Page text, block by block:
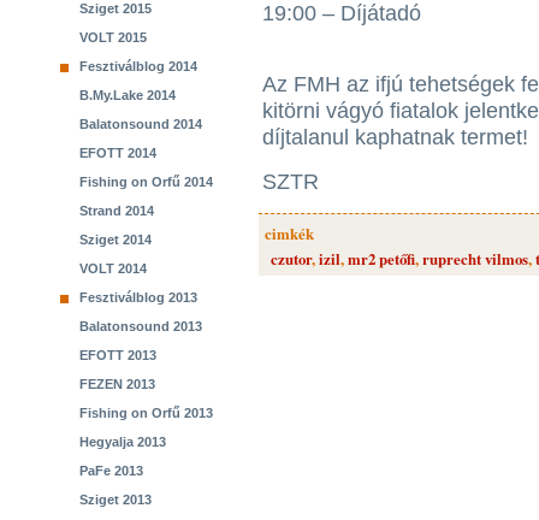
Sziget 2015
VOLT 2015
Fesztiválblog 2014
B.My.Lake 2014
Balatonsound 2014
EFOTT 2014
Fishing on Orfű 2014
Strand 2014
Sziget 2014
VOLT 2014
Fesztiválblog 2013
Balatonsound 2013
EFOTT 2013
FEZEN 2013
Fishing on Orfű 2013
Hegyalja 2013
PaFe 2013
Sziget 2013
19:00 – Díjátadó
Az FMH az ifjú tehetségek
kitörni vágyó fiatalok
díjtalanul kaphatnak termet!
SZTR
cimkék
czutor,izil,mr2 petőfi,ruprecht vilmos,